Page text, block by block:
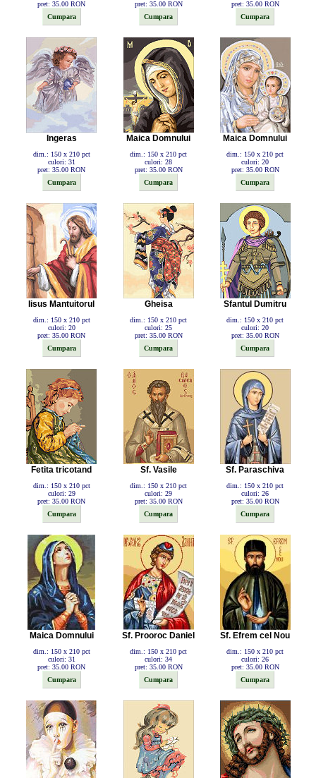
pret: 35.00 RON pret: 35.00 RON pret: 35.00 RON
Ingeras
dim.: 150 x 210 pct
culori: 31
pret: 35.00 RON
Maica Domnului
dim.: 150 x 210 pct
culori: 28
pret: 35.00 RON
Maica Domnului
dim.: 150 x 210 pct
culori: 20
pret: 35.00 RON
Iisus Mantuitorul
dim.: 150 x 210 pct
culori: 20
pret: 35.00 RON
Gheisa
dim.: 150 x 210 pct
culori: 25
pret: 35.00 RON
Sfantul Dumitru
dim.: 150 x 210 pct
culori: 20
pret: 35.00 RON
Fetita tricotand
dim.: 150 x 210 pct
culori: 29
pret: 35.00 RON
Sf. Vasile
dim.: 150 x 210 pct
culori: 29
pret: 35.00 RON
Sf. Paraschiva
dim.: 150 x 210 pct
culori: 26
pret: 35.00 RON
Maica Domnului
dim.: 150 x 210 pct
culori: 31
pret: 35.00 RON
Sf. Prooroc Daniel
dim.: 150 x 210 pct
culori: 34
pret: 35.00 RON
Sf. Efrem cel Nou
dim.: 150 x 210 pct
culori: 26
pret: 35.00 RON